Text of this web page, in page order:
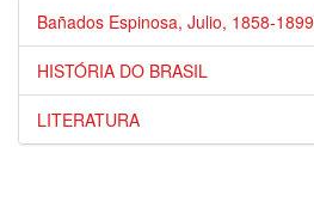
Bañados Espinosa, Julio, 1858-1899
HISTÓRIA DO BRASIL
LITERATURA